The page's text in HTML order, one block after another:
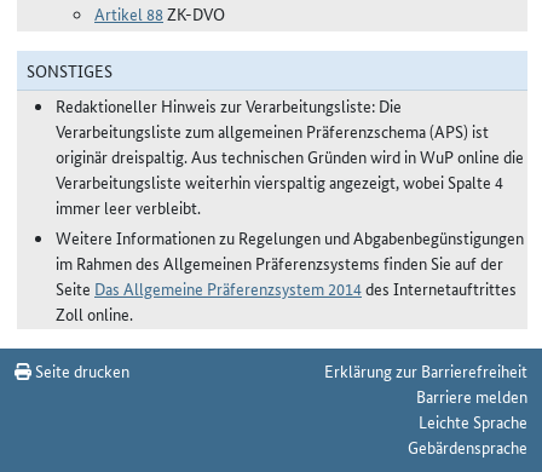
Artikel 88ZK-DVO
SONSTIGES
Redaktioneller Hinweis zur Verarbeitungsliste: Die
Verarbeitungsliste zum allgemeinen Präferenzschema (APS) ist
originär dreispaltig. Aus technischen Gründen wird in WuP online die
Verarbeitungsliste weiterhin vierspaltig angezeigt, wobei Spalte 4
immer leer verbleibt.
Weitere Informationen zu Regelungen und Abgabenbegünstigungen
im Rahmen des Allgemeinen Präferenzsystems finden Sie auf der
Seite Das Allgemeine Präferenzsystem 2014des Internetauftrittes
Zoll online.
Seite drucken
Erklärung zur Barrierefreiheit
Barriere melden
Leichte Sprache
Gebärdensprache